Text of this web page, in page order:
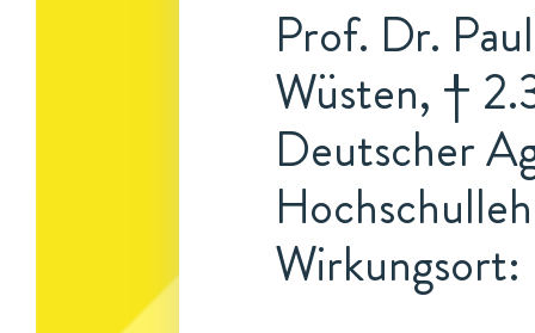
Prof. Dr.
Wüsten, †
Deutscher